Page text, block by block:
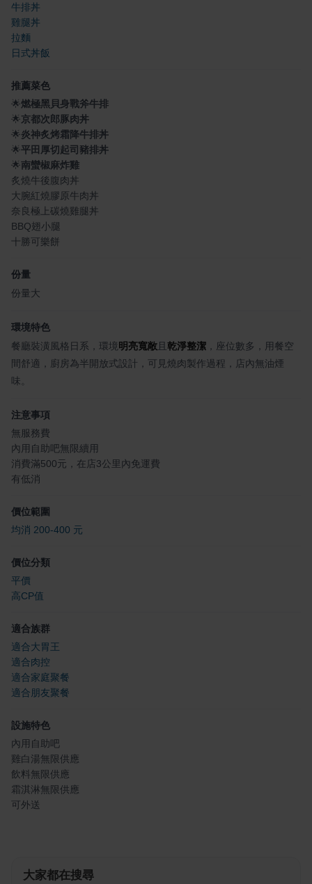
牛排丼
雞腿丼
拉麵
日式丼飯
推薦菜色
🌟燃極黑貝身戰斧牛排
🌟京都次郎豚肉丼
🌟炎神炙烤霜降牛排丼
🌟平田厚切起司豬排丼
🌟南蠻椒麻炸雞
炙燒牛後腹肉丼
大腕紅燒膠原牛肉丼
奈良極上碳燒雞腿丼
BBQ翅小腿
十勝可樂餅
份量
份量大
環境特色
餐廳裝潢風格日系，環境明亮寬敞 且 乾淨整潔 ，座位數多，用餐空
間舒適，廚房為半開放式設計，可見燒肉製作過程，店內無油煙
味。
注意事項
無服務費
內用自助吧無限續用
消費滿500元，在店3公里內免運費
有低消
價位範圍
均消 200-400 元
價位分類
平價
高CP值
適合族群
適合大胃王
適合肉控
適合家庭聚餐
適合朋友聚餐
設施特色
內用自助吧
雞白湯無限供應
飲料無限供應
霜淇淋無限供應
可外送
大家都在搜尋